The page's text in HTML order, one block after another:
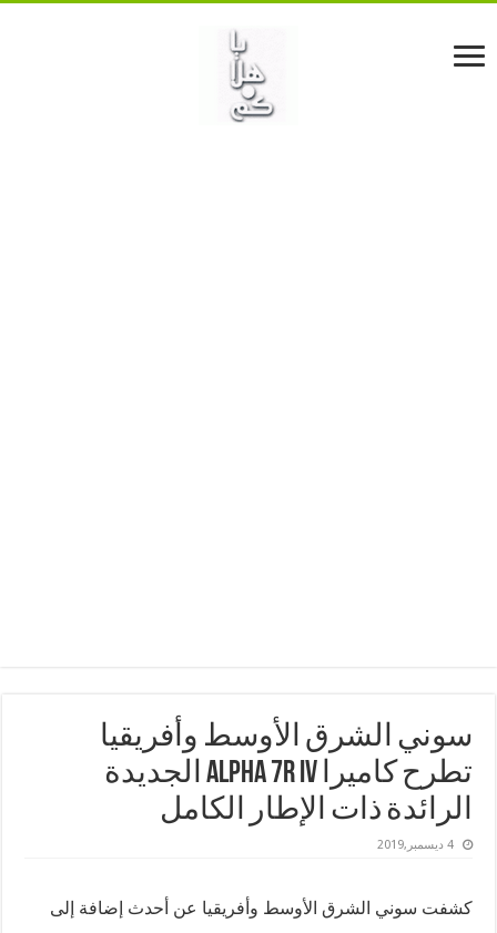
سوني الشرق الأوسط وأفريقيا
تطرح كاميرا Alpha 7R IV الجديدة
الرائدة ذات الإطار الكامل
4 ديسمبر,2019
كشفت سوني الشرق الأوسط وأفريقيا عن أحدث إضافة إلى